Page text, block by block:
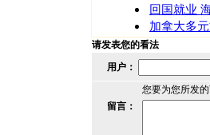
回国就业
加拿大多
请发表您的看法
用户：
您要为您所发
留言：